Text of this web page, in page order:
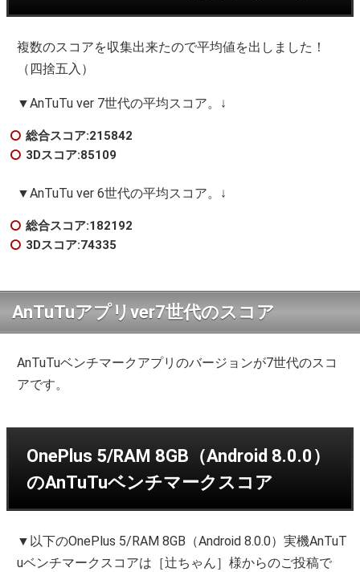
複数のスコアを収集出来たので平均値を出しました！
（四捨五入）
▼AnTuTu ver 7世代の平均スコア。↓
総合スコア:215842
3Dスコア:85109
▼AnTuTu ver 6世代の平均スコア。↓
総合スコア:182192
3Dスコア:74335
AnTuTuアプリver7世代のスコア
AnTuTuベンチマークアプリのバージョンが7世代のスコ
アです。
OnePlus 5/RAM 8GB（Android 8.0.0）
のAnTuTuベンチマークスコア
▼以下のOnePlus 5/RAM 8GB（Android 8.0.0）実機AnTuT
uベンチマークスコアは［辻ちゃん］様からのご投稿で